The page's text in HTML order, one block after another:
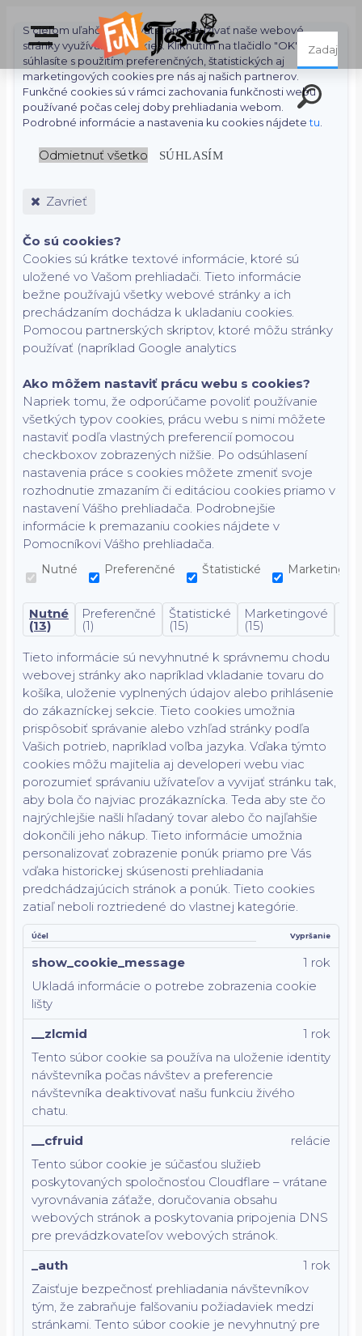
S cieľom uľahčiť používateľom používať naše webové
stránky využívame cookies. Kliknutím na tlačidlo "OK"
súhlasíte s použitím preferenčných, štatistických aj
marketingových cookies pre nás aj našich partnerov.
Funkčné cookies sú v rámci zachovania funkčnosti webu
používané počas celej doby prehliadania webom.
Podrobné informácie a nastavenia ku cookies nájdetetu
Odmietnuť všetko SÚHLASÍM
Zavrieť
Čo sú cookies?
Cookies sú krátke textové informácie, ktoré sú
uložené vo Vašom prehliadači. Tieto informácie
bežne používajú všetky webové stránky a ich
prechádzaním dochádza k ukladaniu cookies.
Pomocou partnerských skriptov, ktoré môžu stránky
používať (napríklad Google analytics
Ako môžem nastaviť prácu webu s cookies?
Napriek tomu, že odporúčame povoliť používanie
všetkých typov cookies, prácu webu s nimi môžete
nastaviť podľa vlastných preferencií pomocou
checkboxov zobrazených nižšie. Po odsúhlasení
nastavenia práce s cookies môžete zmeniť svoje
rozhodnutie zmazaním či editáciou cookies priamo v
nastavení Vášho prehliadača. Podrobnejšie
informácie k premazaniu cookies nájdete v
Pomocníkovi Vášho prehliadača.
Nutné Preferenčné Štatistické
Nutné
(13)
Preferenčné
(1)
Štatistické
(15)
Marketingové
(15)
Tieto informácie sú nevyhnutné k správnemu chodu
webovej stránky ako napríklad vkladanie tovaru do
košíka, uloženie vyplnených údajov alebo prihlásenie
do zákazníckej sekcie. Tieto cookies umožnia
prispôsobiť správanie alebo vzhľad stránky podľa
Vašich potrieb, napríklad voľba jazyka. Vďaka týmto
cookies môžu majitelia aj developeri webu viac
porozumieť správaniu užívateľov a vyvijať stránku tak,
aby bola čo najviac prozákaznícka. Teda aby ste čo
najrýchlejšie našli hľadaný tovar alebo čo najľahšie
dokončili jeho nákup. Tieto informácie umožnia
personalizovať zobrazenie ponúk priamo pre Vás
vďaka historickej skúsenosti prehliadania
predchádzajúcich stránok a ponúk. Tieto cookies
zatiaľ neboli roztriedené do vlastnej kategórie.
Účel Vypršanie
show_cookie_message
Ukladá informácie o potrebe zobrazenia cookie
lišty
1 rok
__zlcmid
Tento súbor cookie sa používa na uloženie identity
návštevníka počas návštev a preferencie
návštevníka deaktivovať našu funkciu živého
chatu.
1 rok
__cfruid
Tento súbor cookie je súčasťou služieb
poskytovaných spoločnosťou Cloudflare – vrátane
vyrovnávania záťaže, doručovania obsahu
webových stránok a poskytovania pripojenia DNS
pre prevádzkovateľov webových stránok.
relácie
_auth
Zaisťuje bezpečnosť prehliadania návštevníkov
tým, že zabraňuje falšovaniu požiadaviek medzi
stránkami. Tento súbor cookie je nevyhnutný pre
1 rok